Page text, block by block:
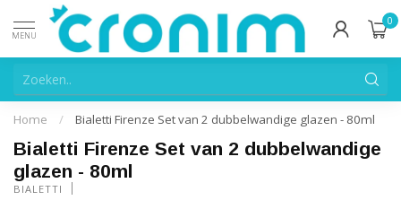
MENU
0
Home / Bialetti Firenze Set van 2 dubbelwandige glazen - 80ml
Bialetti Firenze Set van 2 dubbelwandige
glazen - 80ml
BIALETTI